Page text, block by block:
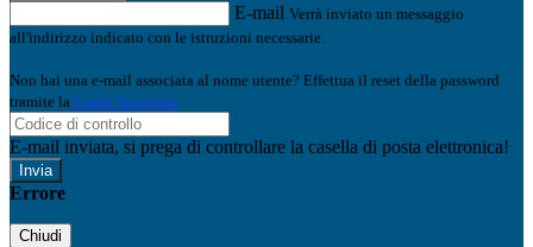
E-mail Verrà inviato un messaggio
all'indirizzo indicato con le istruzioni necessarie.
Non hai una e-mail associata al nome utente? Effettua il reset della password
tramite la Login Spaggiari
E-mail inviata, si prega di controllare la casella di posta elettronica!
Errore
Chiudi